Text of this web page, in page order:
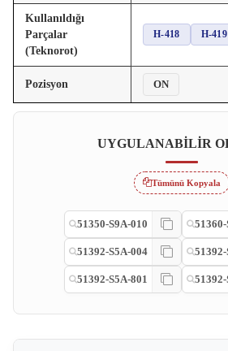
Kullanıldığı
Parçalar
(Teknorot)
H-418 H-419
Pozisyon ON
UYGULANABILIR
Tümünü Kopyala
51350-S9A-010
51392-S5A-004 51392-
51392-S5A-801 51392-